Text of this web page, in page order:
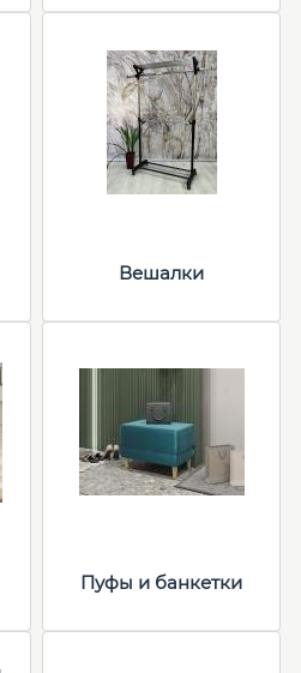
Вешалки
Пуфы и банкетки